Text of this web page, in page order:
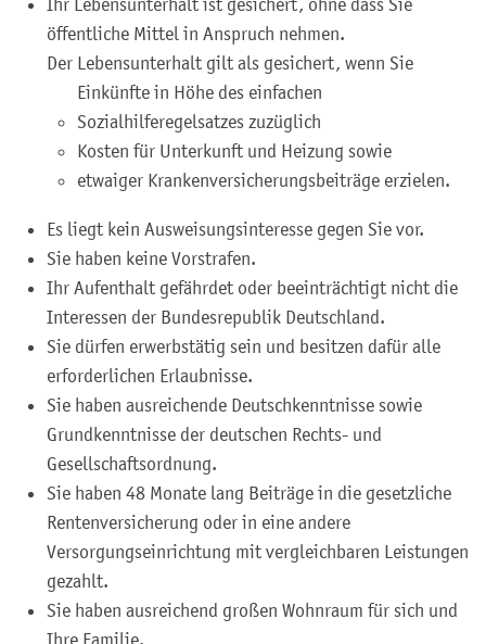
öffentliche Mittel in Anspruch nehmen.
Der Lebensunterhalt gilt als gesichert, wenn Sie
Einkünfte in Höhe des einfachen
Sozialhilferegelsatzes zuzüglich
Kosten für Unterkunft und Heizung sowie
etwaiger Krankenversicherungsbeiträge erzielen.
Es liegt kein Ausweisungsinteresse gegen Sie vor.
Sie haben keine Vorstrafen.
Ihr Aufenthalt gefährdet oder beeinträchtigt nicht die
Interessen der Bundesrepublik Deutschland.
Sie dürfen erwerbstätig sein und besitzen dafür alle
erforderlichen Erlaubnisse.
Sie haben ausreichende Deutschkenntnisse sowie
Grundkenntnisse der deutschen Rechts- und
Gesellschaftsordnung.
Sie haben 48 Monate lang Beiträge in die gesetzliche
Rentenversicherung oder in eine andere
Versorgungseinrichtung mit vergleichbaren Leistungen
gezahlt.
Sie haben ausreichend großen Wohnraum für sich und
Ihre Familie.